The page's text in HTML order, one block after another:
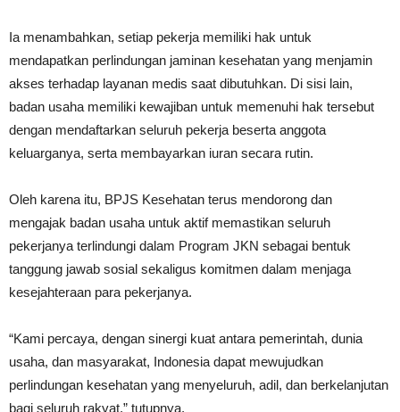
Ia menambahkan, setiap pekerja memiliki hak untuk
mendapatkan perlindungan jaminan kesehatan yang menjamin
akses terhadap layanan medis saat dibutuhkan. Di sisi lain,
badan usaha memiliki kewajiban untuk memenuhi hak tersebut
dengan mendaftarkan seluruh pekerja beserta anggota
keluarganya, serta membayarkan iuran secara rutin.
Oleh karena itu, BPJS Kesehatan terus mendorong dan
mengajak badan usaha untuk aktif memastikan seluruh
pekerjanya terlindungi dalam Program JKN sebagai bentuk
tanggung jawab sosial sekaligus komitmen dalam menjaga
kesejahteraan para pekerjanya.
“Kami percaya, dengan sinergi kuat antara pemerintah, dunia
usaha, dan masyarakat, Indonesia dapat mewujudkan
perlindungan kesehatan yang menyeluruh, adil, dan berkelanjutan
bagi seluruh rakyat,” tutupnya.